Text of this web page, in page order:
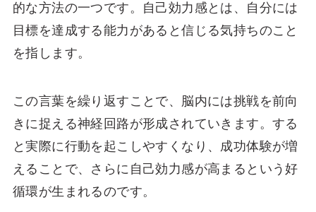
的な方法の一つです。自己効力感とは、自分には
目標を達成する能力があると信じる気持ちのこと
を指します。
この言葉を繰り返すことで、脳内には挑戦を前向
きに捉える神経回路が形成されていきます。する
と実際に行動を起こしやすくなり、成功体験が増
えることで、さらに自己効力感が高まるという好
循環が生まれるのです。